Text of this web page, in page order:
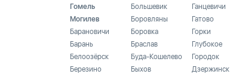
Гомель
Могилев
Барановичи
Барань
Белоозёрск
Березино
Большевик
Боровляны
Боровка
Браслав
Буда-Кошелево
Быхов
Ганцевичи
Гатово
Горки
Глубокое
Городок
Дзержинск